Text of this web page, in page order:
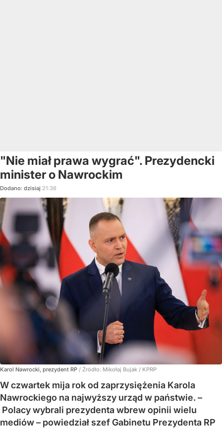
"Nie miał prawa wygrać". Prezydencki
minister o Nawrockim
Dodano: dzisiaj 21:36
Karol Nawrocki, prezydent RP / Źródło: Mikołaj Bujak / KPRP
W czwartek mija rok od zaprzysiężenia Karola
Nawrockiego na najwyższy urząd w państwie. –
Polacy wybrali prezydenta wbrew opinii wielu
mediów – powiedział szef Gabinetu Prezydenta RP